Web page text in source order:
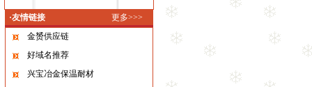
·友情链接
更多>>>
金赟供应链
好域名推荐
兴宝冶金保温耐材